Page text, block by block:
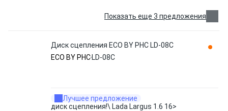
Показать еще 3 предложения
Диск сцепления ECO BY PHC LD-08C
ECO BY PHC LD-08C
Лучшее предложение
диск сцепления!\ Lada Largus 1.6 16>